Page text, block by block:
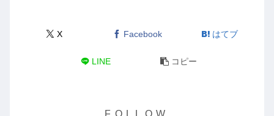
X Facebook はてブ
LINE コピー